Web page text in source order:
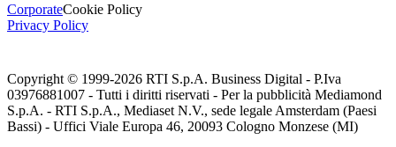
CorporateCookie Policy
Privacy Policy
Copyright © 1999-2026 RTI S.p.A. Business Digital - P.Iva
03976881007 - Tutti i diritti riservati - Per la pubblicità Mediamond
S.p.A. - RTI S.p.A., Mediaset N.V., sede legale Amsterdam (Paesi
Bassi) - Uffici Viale Europa 46, 20093 Cologno Monzese (MI)